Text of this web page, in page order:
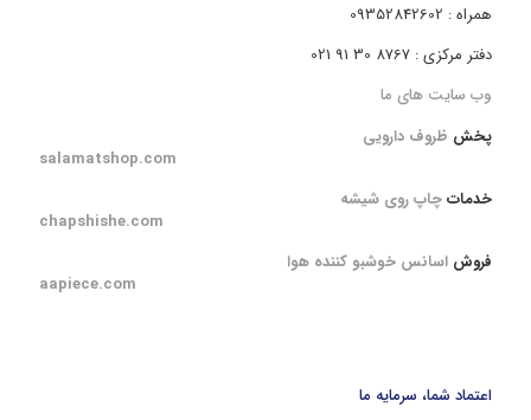
همراه : 09352842602
دفتر مرکزی : 8767 30 91 021
وب سایت های ما
پخش ظروف دارویی
salamatshop.com
خدماتچاپ روی شیشه
chapshishe.com
فروش اسانس خوشبو کننده هوا
aapiece.com
اعتماد شما، سرمایه ما